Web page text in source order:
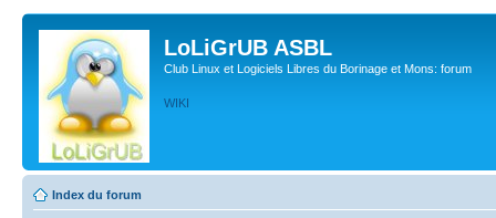
LoLiGrUB ASBL
Club Linux et Logiciels Libres du Borinage et Mons: forum
WIKI
Index du forum